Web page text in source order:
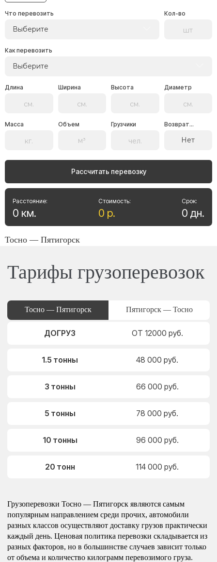
Что перевозить
Выберите
Кол-во
Как перевозить
Выберите
Длина Ширина Высота Диаметр
Масса Объем Грузчики Возврат...
Нет
Рассчитать перевозку
Стоимость:
0 р.
Расстояние:
0 км.
Срок:
0 дн.
Тосно — Пятигорск
Тарифы грузоперевозок
Тосно — Пятигорск Пятигорск — Тосно
ДОГРУЗ ОТ 12000 руб.
1.5 тонны 48 000 руб.
3 тонны 66 000 руб.
5 тонны 78 000 руб.
10 тонны 96 000 руб.
20 тонн 114 000 руб.
Грузоперевозки Тосно — Пятигорск являются самым
популярным направлением среди прочих, автомобили
разных классов осуществляют доставку грузов практически
каждый день. Ценовая политика перевозки складывается из
разных факторов, но в большинстве случаев зависит только
от объема и количество килограмм перевозимого груза.